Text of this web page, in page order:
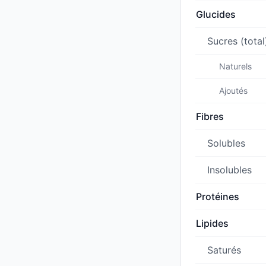
Glucides
Sucres
Naturels
Ajoutés
Fibres
Solubles
Insolubles
Protéines
Lipides
Saturés